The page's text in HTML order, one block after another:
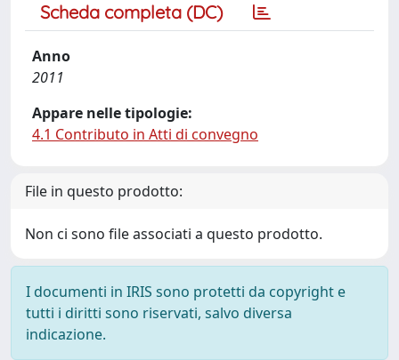
Scheda completa (DC)
Anno
2011
Appare nelle tipologie:
4.1 Contributo in Atti di convegno
File in questo prodotto:
Non ci sono file associati a questo prodotto.
I documenti in IRIS sono protetti da copyright e
tutti i diritti sono riservati, salvo diversa
indicazione.